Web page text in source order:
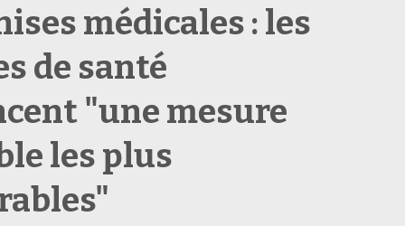
médicales : les
de santé
"une mesure
les plus